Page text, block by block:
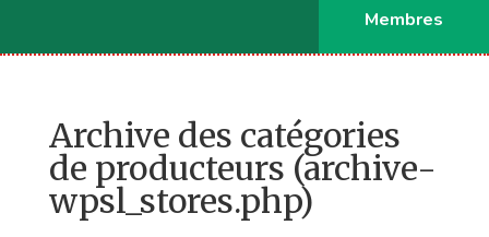
Membres
Archive des catégories
de producteurs (archive-
wpsl_stores.php)